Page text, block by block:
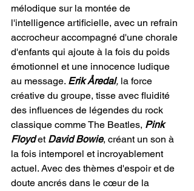
mélodique sur la montée de
l'intelligence artificielle, avec un refrain
accrocheur accompagné d'une chorale
d'enfants qui ajoute à la fois du poids
émotionnel et une innocence ludique
au message. Erik Åredal, la force
créative du groupe, tisse avec fluidité
des influences de légendes du rock
classique comme The Beatles, Pink
Floyd et David Bowie, créant un son à
la fois intemporel et incroyablement
actuel. Avec des thèmes d'espoir et de
doute ancrés dans le cœur de la